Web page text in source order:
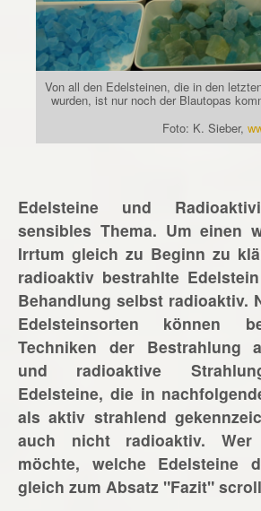
Von all den Edelsteinen, die in den
wurden, ist nur noch der Blautopas
Foto: K. Sieber,
Edelsteine und
sensibles Thema. Um einen
Irrtum gleich zu Beginn zu
radioaktiv bestrahlte
Behandlung selbst radioaktiv.
Edelsteinsorten können
Techniken der Bestrahlung
und radioaktive
Edelsteine, die in
als aktiv strahlend
auch nicht radioaktiv.
möchte, welche Edelsteine
gleich zum Absatz "Fazit"